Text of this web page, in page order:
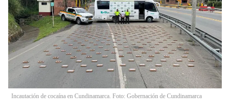
Incautación de cocaína en Cundinamarca. Foto: Gobernación de Cundinamarca